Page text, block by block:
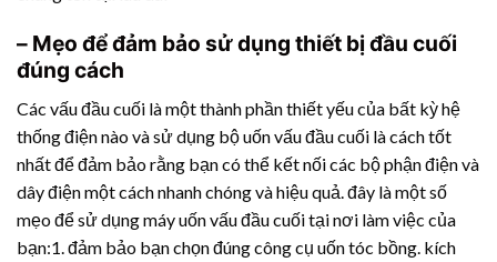
– Mẹo để đảm bảo sử dụng thiết bị đầu cuối
đúng cách
Các vấu đầu cuối là một thành phần thiết yếu của bất kỳ hệ
thống điện nào và sử dụng bộ uốn vấu đầu cuối là cách tốt
nhất để đảm bảo rằng bạn có thể kết nối các bộ phận điện và
dây điện một cách nhanh chóng và hiệu quả. đây là một số
mẹo để sử dụng máy uốn vấu đầu cuối tại nơi làm việc của
bạn:1. đảm bảo bạn chọn đúng công cụ uốn tóc bồng. kích